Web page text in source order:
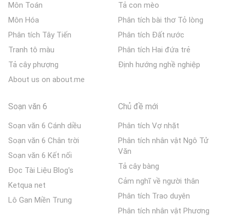
Môn Toán
Môn Hóa
Phân tích Tây Tiến
Tranh tô màu
Tả cây phượng
About us on about.me
Tả con mèo
Phân tích bài thơ Tỏ lòng
Phân tích Đất nước
Phân tích Hai đứa trẻ
Định hướng nghề nghiệp
Soạn văn 6
Soạn văn 6 Cánh diều
Soạn văn 6 Chân trời
Soạn văn 6 Kết nối
Đọc Tài Liệu Blog's
Ketqua net
Lô Gan Miền Trung
Chủ đề mới
Phân tích Vợ nhặt
Phân tích nhân vật Ngô Tử
Văn
Tả cây bàng
Cảm nghĩ về người thân
Phân tích Trao duyên
Phân tích nhân vật Phương